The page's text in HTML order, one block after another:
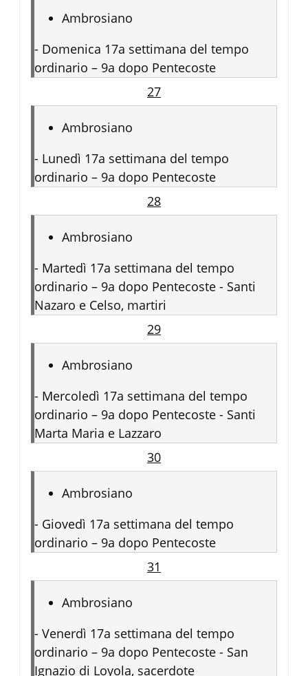
Ambrosiano
- Domenica 17a settimana del tempo
ordinario – 9a dopo Pentecoste
27
Ambrosiano
- Lunedì 17a settimana del tempo
ordinario – 9a dopo Pentecoste
28
Ambrosiano
- Martedì 17a settimana del tempo
ordinario – 9a dopo Pentecoste - Santi
Nazaro e Celso, martiri
29
Ambrosiano
- Mercoledì 17a settimana del tempo
ordinario – 9a dopo Pentecoste - Santi
Marta Maria e Lazzaro
30
Ambrosiano
- Giovedì 17a settimana del tempo
ordinario – 9a dopo Pentecoste
31
Ambrosiano
- Venerdì 17a settimana del tempo
ordinario – 9a dopo Pentecoste - San
Ignazio di Loyola, sacerdote